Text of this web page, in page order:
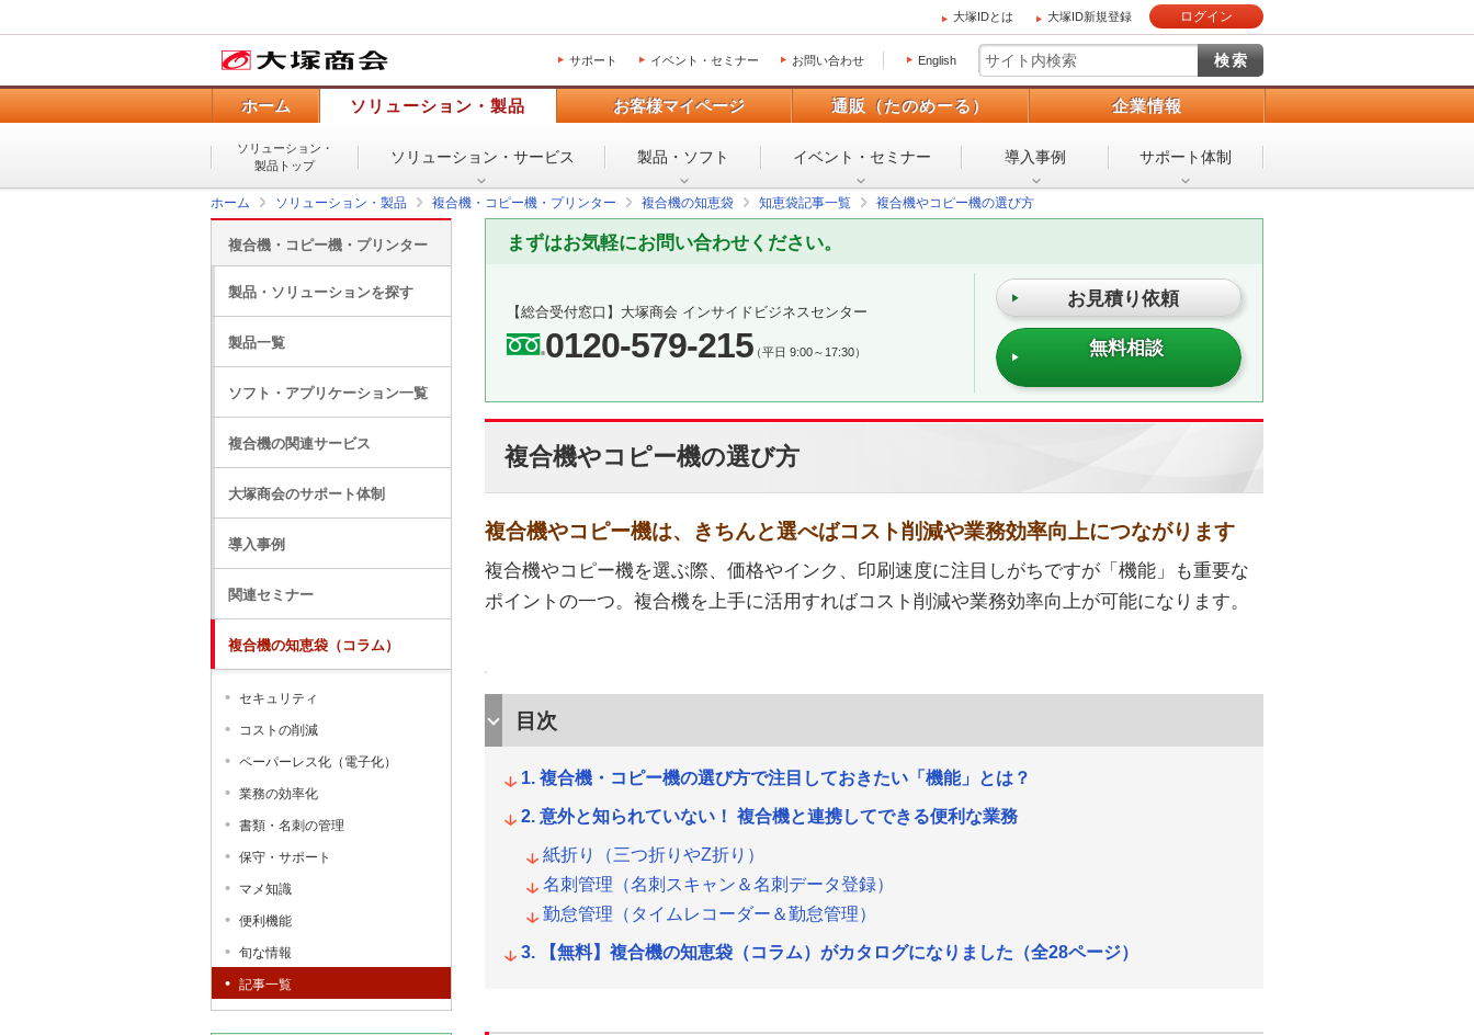
大塚IDとは 大塚ID新規登録 ログイン
サポート イベント・セミナー お問い合わせ English
ホーム ソリューション・製品 お客様マイページ 通販（たのめーる） 企業情報
ソリューション・
製品トップ
ソリューション・ サービス 製品・ソフト イベント・ セミナー 導入事例 サポート体制
ホーム ソリューション・製品 複合機・コピー機・プリンター 複合機の知恵袋 知恵袋記事一覧 複合機やコピー機の選び方
まずはお気軽にお問い合わせください。
【総合受付窓口】 大塚商会 インサイドビジネスセンター
0120-579-215（平日 9:00～17:30）
お見積り依頼
無料相談
複合機やコピー機の選び方
複合機やコピー機は、きちんと選べばコスト削減や業務効率向上につながります
複合機やコピー機を選ぶ際、価格やインク、印刷速度に注目しがちですが「機能」も重要な
ポイントの一つ。複合機を上手に活用すればコスト削減や業務効率向上が可能になります。
目次
複合機・コピー機の選び方で注目しておきたい「機能」とは？
意外と知られていない！ 複合機と連携してできる便利な業務
紙折り（三つ折りやZ折り）
名刺管理（名刺スキャン＆名刺データ登録）
勤怠管理（タイムレコーダー＆勤怠管理）
【無料】複合機の知恵袋（コラム）がカタログになりました（全28ページ）
複合機・コピー機・プリンター
製品・ソリューションを探す
製品一覧
ソフト・アプリケーション一覧
複合機の関連サービス
大塚商会のサポート体制
導入事例
関連セミナー
複合機の知恵袋（コラム）
セキュリティ
コストの削減
ペーパーレス化（電子化）
業務の効率化
書類・名刺の管理
保守・サポート
マメ知識
便利機能
旬な情報
記事一覧